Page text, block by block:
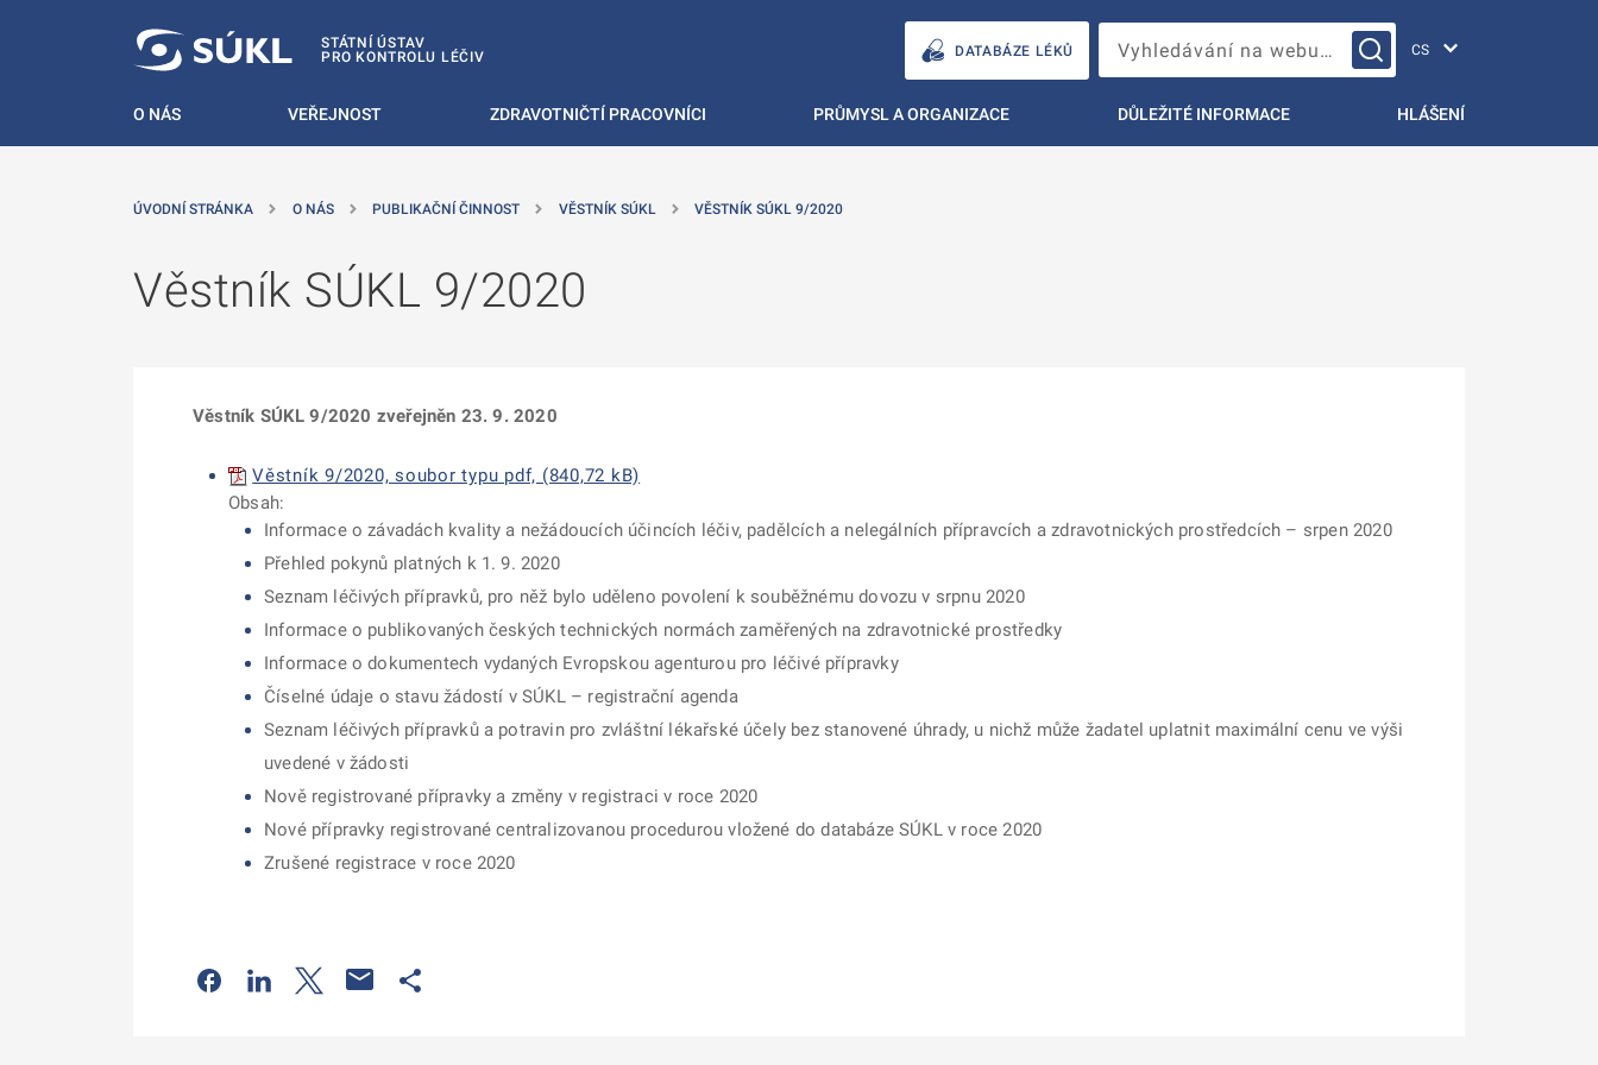
STÁTNÍ ÚSTAV
PRO KONTROLU LÉČIV
DATABÁZE LÉKŮ Vyhledávání na webu…
O NÁS VEŘEJNOST ZDRAVOTNIČTÍ PRACOVNÍCI PRŮMYSL A ORGANIZACE DŮLEŽITÉ INFORMACE HLÁŠENÍ
ÚVODNÍ STRÁNKA O NÁS PUBLIKAČNÍ ČINNOST VĚSTNÍK SÚKL VĚSTNÍK SÚKL 9/2020
Věstník SÚKL 9/2020
Věstník SÚKL 9/2020 zveřejněn 23. 9. 2020
Věstník 9/2020, soubor typu pdf, (840,72 kB)
Obsah:
Informace o závadách kvality a nežádoucích účincích léčiv, padělcích a nelegálních přípravcích a zdravotnických prostředcích – srpen 2020
Přehled pokynů platných k 1. 9. 2020
Seznam léčivých přípravků, pro něž bylo uděleno povolení k souběžnému dovozu v srpnu 2020
Informace o publikovaných českých technických normách zaměřených na zdravotnické prostředky
Informace o dokumentech vydaných Evropskou agenturou pro léčivé přípravky
Číselné údaje o stavu žádostí v SÚKL – registrační agenda
Seznam léčivých přípravků a potravin pro zvláštní lékařské účely bez stanovené úhrady, u nichž může žadatel uplatnit maximální cenu ve výši
uvedené v žádosti
Nově registrované přípravky a změny v registraci v roce 2020
Nové přípravky registrované centralizovanou procedurou vložené do databáze SÚKL v roce 2020
Zrušené registrace v roce 2020
Odkaz se otevře na nové kartě
Odkaz se otevře na nové kartě
Odkaz se otevře na nové kartě